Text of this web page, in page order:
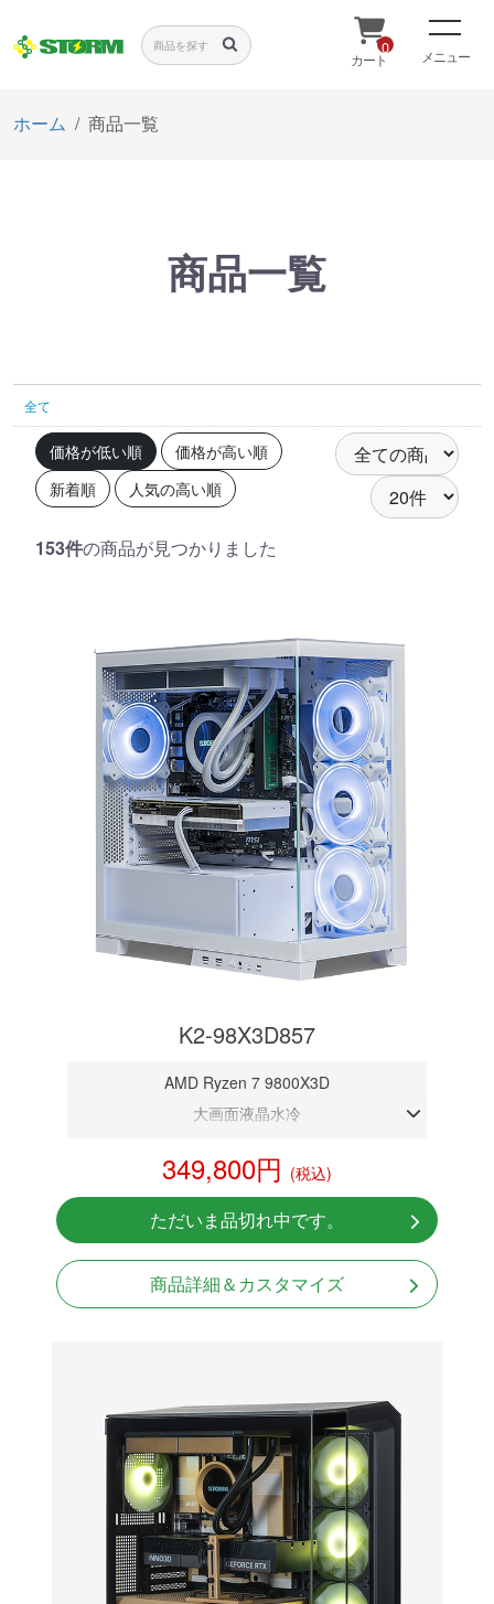
0
カート メニュー
ホーム 商品一覧
商品一覧
全て
価格が低い順
価格が高い順
新着順
人気の高い順
153件の商品が見つかりました
K2-98X3D857
AMD Ryzen 7 9800X3D
大画面液晶水冷
RTX 5070 12GB
NVMeSSD 1TB
Windows11 Home 64bit
349,800円 (税込)
ただいま品切れ中です。
商品詳細＆カスタマイズ